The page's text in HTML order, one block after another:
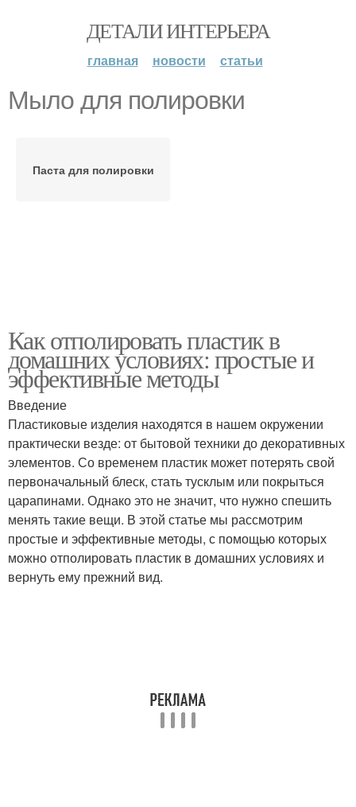
ДЕТАЛИ ИНТЕРЬЕРА
главная новости статьи
Мыло для полировки
Паста для полировки
Как отполировать пластик в
домашних условиях: простые и
эффективные методы
Введение
Пластиковые изделия находятся в нашем окружении
практически везде: от бытовой техники до декоративных
элементов. Со временем пластик может потерять свой
первоначальный блеск, стать тусклым или покрыться
царапинами. Однако это не значит, что нужно спешить
менять такие вещи. В этой статье мы рассмотрим
простые и эффективные методы, с помощью которых
можно отполировать пластик в домашних условиях и
вернуть ему прежний вид.